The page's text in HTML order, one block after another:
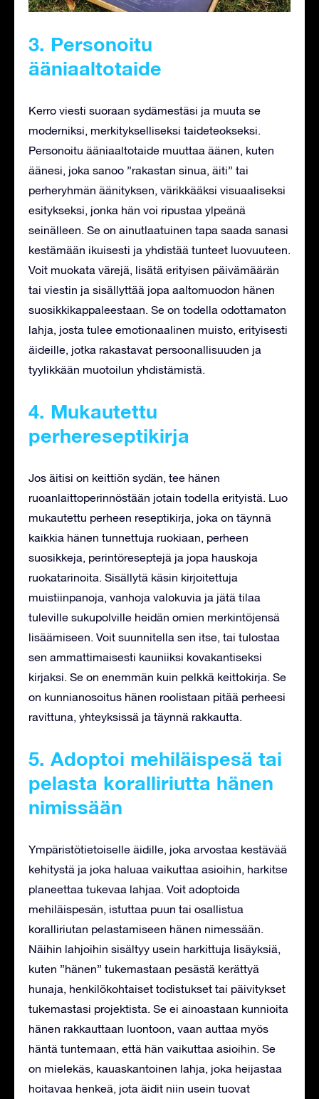
3. Personoitu
ääniaaltotaide
Kerro viesti suoraan sydämestäsi ja muuta se
moderniksi, merkitykselliseksi taideteokseksi.
Personoitu ääniaaltotaide muuttaa äänen, kuten
äänesi, joka sanoo ”rakastan sinua, äiti” tai
perheryhmän äänityksen, värikkääksi visuaaliseksi
esitykseksi, jonka hän voi ripustaa ylpeänä
seinälleen. Se on ainutlaatuinen tapa saada sanasi
kestämään ikuisesti ja yhdistää tunteet luovuuteen.
Voit muokata värejä, lisätä erityisen päivämäärän
tai viestin ja sisällyttää jopa aaltomuodon hänen
suosikkikappaleestaan. Se on todella odottamaton
lahja, josta tulee emotionaalinen muisto, erityisesti
äideille, jotka rakastavat persoonallisuuden ja
tyylikkään muotoilun yhdistämistä.
4. Mukautettu
perhereseptikirja
Jos äitisi on keittiön sydän, tee hänen
ruoanlaittoperinnöstään jotain todella erityistä. Luo
mukautettu perheen reseptikirja, joka on täynnä
kaikkia hänen tunnettuja ruokiaan, perheen
suosikkeja, perintöreseptejä ja jopa hauskoja
ruokatarinoita. Sisällytä käsin kirjoitettuja
muistiinpanoja, vanhoja valokuvia ja jätä tilaa
tuleville sukupolville heidän omien merkintöjensä
lisäämiseen. Voit suunnitella sen itse, tai tulostaa
sen ammattimaisesti kauniiksi kovakantiseksi
kirjaksi. Se on enemmän kuin pelkkä keittokirja. Se
on kunnianosoitus hänen roolistaan ​​pitää perheesi
ravittuna, yhteyksissä ja täynnä rakkautta.
5. Adoptoi mehiläispesä tai
pelasta koralliriutta hänen
nimissään
Ympäristötietoiselle äidille, joka arvostaa kestävää
kehitystä ja joka haluaa vaikuttaa asioihin, harkitse
planeettaa tukevaa lahjaa. Voit adoptoida
mehiläispesän, istuttaa puun tai osallistua
koralliriutan pelastamiseen hänen nimessään.
Näihin lahjoihin sisältyy usein harkittuja lisäyksiä,
kuten ”hänen” tukemastaan pesästä kerättyä
hunaja, henkilökohtaiset ​​todistukset tai päivitykset
tukemastasi projektista. Se ei ainoastaan ​​kunnioita
hänen rakkauttaan luontoon, vaan auttaa myös
häntä tuntemaan, että hän vaikuttaa asioihin. Se
on mielekäs, kauaskantoinen lahja, joka heijastaa
hoitavaa henkeä, jota äidit niin usein tuovat